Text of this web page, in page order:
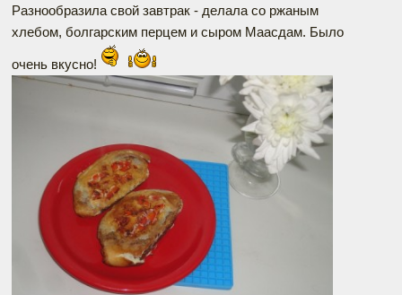
Разнообразила свой завтрак - делала со ржаным
хлебом, болгарским перцем и сыром Маасдам. Было
очень вкусно!